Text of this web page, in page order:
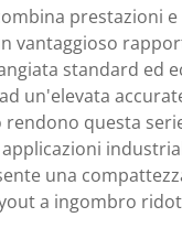
prestazioni
vantaggioso
standard ed
un'elevata
questa
una
a ingombro